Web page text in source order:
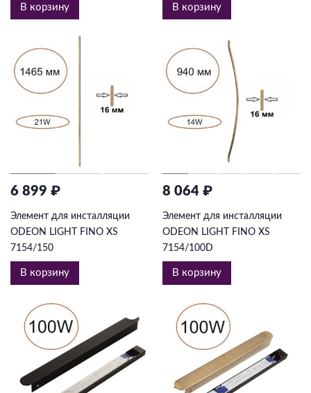
В корзину В корзину
6 899 ₽
Элемент для инсталляции
ODEON LIGHT FINO XS
7154/150
В корзину
8 064 ₽
Элемент для инсталляции
ODEON LIGHT FINO XS
7154/100D
В корзину